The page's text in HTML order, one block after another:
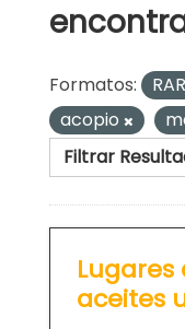
Formatos: RAR
acopio
Filtrar
aceites